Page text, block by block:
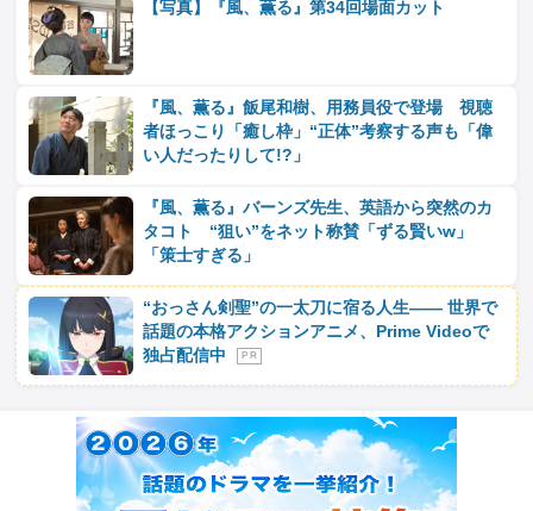
【写真】『風、薫る』第34回場面カット
『風、薫る』飯尾和樹、用務員役で登場 視聴
者ほっこり「癒し枠」“正体”考察する声も「偉
い人だったりして!?」
『風、薫る』バーンズ先生、英語から突然のカ
タコト “狙い”をネット称賛「ずる賢いw」
「策士すぎる」
“おっさん剣聖”の一太刀に宿る人生―― 世界で
話題の本格アクションアニメ、Prime Videoで
独占配信中
P R